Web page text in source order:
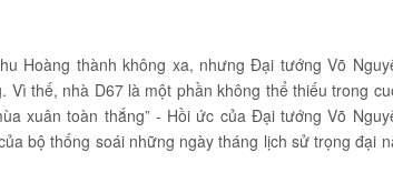
Hoàng thành không xa, nhưng Đại tướng Võ
thế, nhà D67 là một phần không thể thiếu trong
xuân toàn thắng” - Hồi ức của Đại tướng Võ
bộ thống soái những ngày tháng lịch sử trọng đại